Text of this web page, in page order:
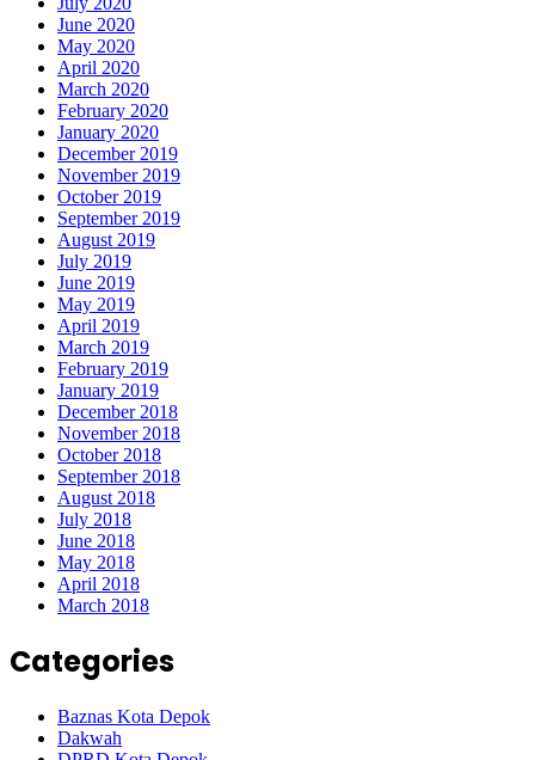
June 2020
May 2020
April 2020
March 2020
February 2020
January 2020
December 2019
November 2019
October 2019
September 2019
August 2019
July 2019
June 2019
May 2019
April 2019
March 2019
February 2019
January 2019
December 2018
November 2018
October 2018
September 2018
August 2018
July 2018
June 2018
May 2018
April 2018
March 2018
Categories
Baznas Kota Depok
Dakwah